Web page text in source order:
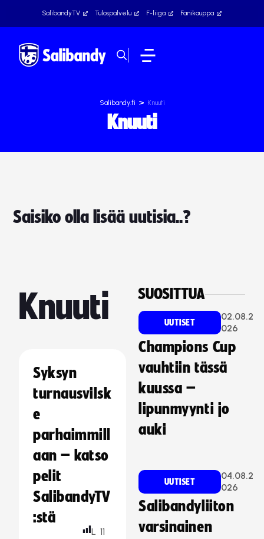
SalibandyTV Tulospalvelu F-liiga Fanikauppa
Salibandy.fi > Knuuti
Knuuti
Saisiko olla lisää uutisia..?
Knuuti
Syksyn
turnausvilsk
e
parhaimmill
aan – katso
pelit
SalibandyTV
:stä
L 11
SUOSITTUA
UUTISET
02.08.2
026
Champions Cup
vauhtiin tässä
kuussa –
lipunmyynti jo
auki
UUTISET
04.08.2
026
Salibandyliiton
varsinainen